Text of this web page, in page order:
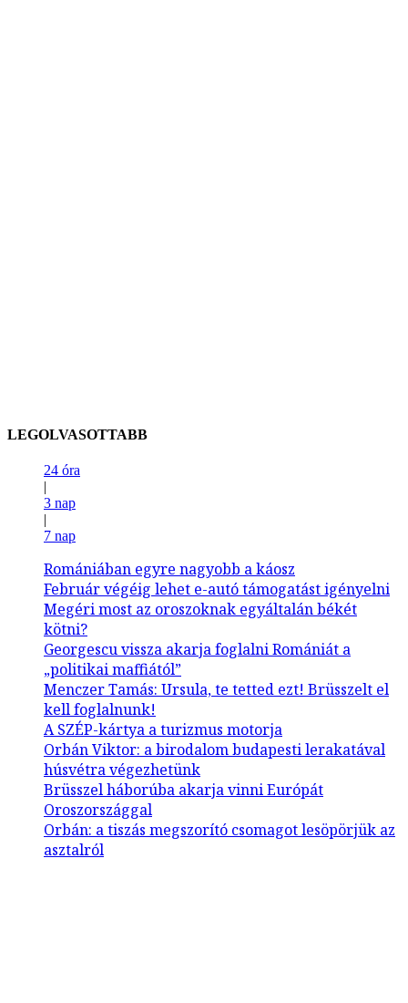
LEGOLVASOTTABB
24 óra
|
3 nap
|
7 nap